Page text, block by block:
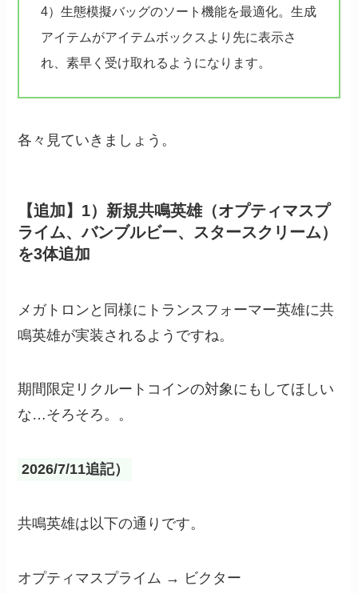
4）生態模擬バッグのソート機能を最適化。生成
アイテムがアイテムボックスより先に表示さ
れ、素早く受け取れるようになります。
各々見ていきましょう。
【追加】1）新規共鳴英雄（オプティマスプ
ライム、バンブルビー、スタースクリーム）
を3体追加
メガトロンと同様にトランスフォーマー英雄に共
鳴英雄が実装されるようですね。
期間限定リクルートコインの対象にもしてほしい
な…そろそろ。。
2026/7/11追記）
共鳴英雄は以下の通りです。
オプティマスプライム → ビクター